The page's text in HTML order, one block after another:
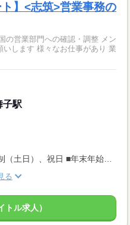
ト】<志筑>営業事務の
の営業部門への確認・調整 メン
します 様々なお仕事があり 業
子駅
■年間123日 …完全週休二日制（土日）、祝日 ■年末年始休暇 ■慶弔休暇 ■産休・育休実績あり ■育児・介護休暇あり ■年次有給休暇 ■ハッピーホリデー休暇 ■マイデー休暇
る
トル求人）